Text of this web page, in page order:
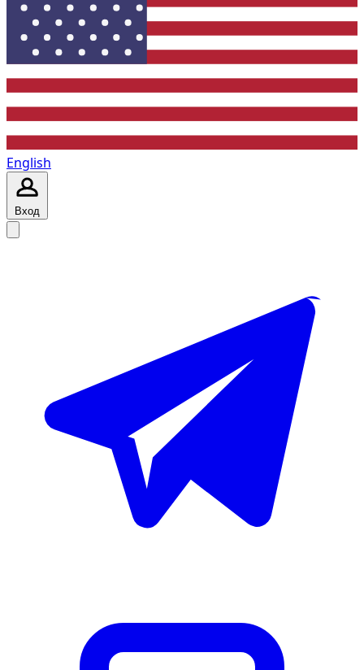
English
Вход